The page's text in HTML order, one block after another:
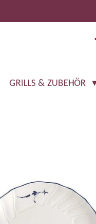
GRILLS & ZUBEHÖR